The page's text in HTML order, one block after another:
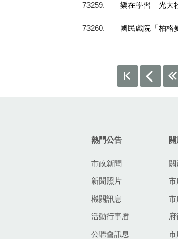
73259 樂在學習 光大
73260 國民戲院「柏
熱門公告
市政新聞
新聞照片
機關訊息
活動行事曆
公聽會訊息
市
市
市